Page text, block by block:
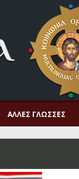
ΆΛΛΕΣ ΓΛΏΣΣΕΣ